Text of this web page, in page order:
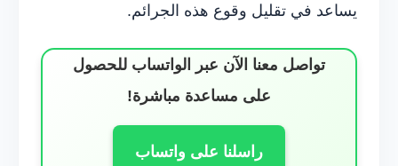
يساعد في تقليل وقوع هذه الجرائم.
تواصل معنا الآن عبر الواتساب للحصول
على مساعدة مباشرة!
راسلنا على واتساب